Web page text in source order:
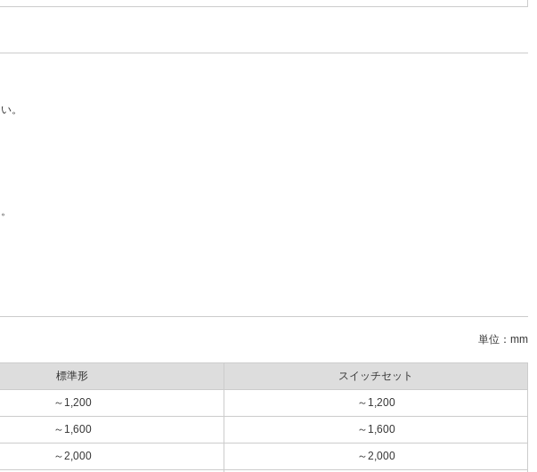
。
単位：mm
標準形 スイッチセット
～1,200 ～1,200
～1,600 ～1,600
～2,000 ～2,000